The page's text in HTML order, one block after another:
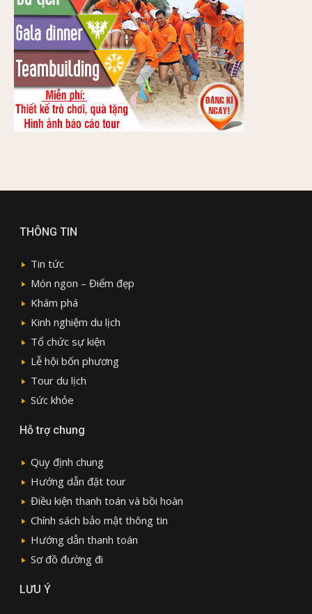
THÔNG TIN
Tin tức
Món ngon – Điểm đẹp
Khám phá
Kinh nghiệm du lịch
Tổ chức sự kiện
Lễ hội bốn phương
Tour du lịch
Sức khỏe
Hỗ trợ chung
Quy định chung
Hướng dẫn đặt tour
Điều kiện thanh toán và bồi hoàn
Chính sách bảo mật thông tin
Hướng dẫn thanh toán
Sơ đồ đường đi
LƯU Ý